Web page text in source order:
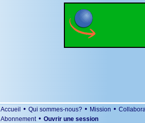
Accueil • Qui sommes-nous? • Mission •
Abonnement • Ouvrir une session